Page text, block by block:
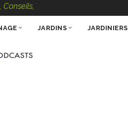
Vidéos, Podcasts – 100 % Nature
JARDINS JARDINIERS